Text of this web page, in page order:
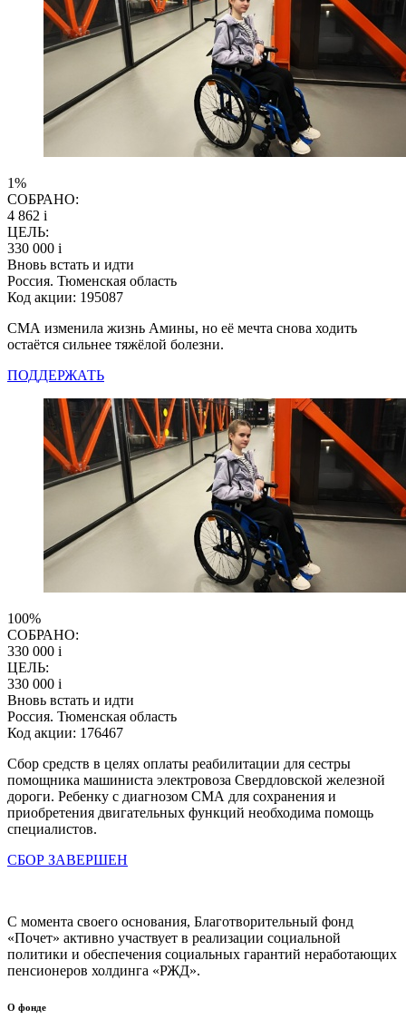
1%
СОБРАНО:
4 862 i
ЦЕЛЬ:
330 000 i
Вновь встать и идти
Россия. Тюменская область
Код акции: 195087
СМА изменила жизнь Амины, но её мечта снова ходить
остаётся сильнее тяжёлой болезни.
ПОДДЕРЖАТЬ
100%
СОБРАНО:
330 000 i
ЦЕЛЬ:
330 000 i
Вновь встать и идти
Россия. Тюменская область
Код акции: 176467
Сбор средств в целях оплаты реабилитации для сестры
помощника машиниста электровоза Свердловской железной
дороги. Ребенку с диагнозом СМА для сохранения и
приобретения двигательных функций необходима помощь
специалистов.
СБОР ЗАВЕРШЕН
С момента своего основания, Благотворительный фонд
«Почет» активно участвует в реализации социальной
политики и обеспечения социальных гарантий неработающих
пенсионеров холдинга «РЖД».
О фонде